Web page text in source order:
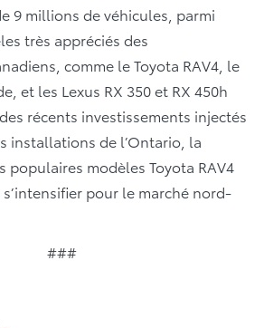
9 millions de véhicules, parmi
très appréciés des
comme le Toyota RAV4, le
et les Lexus RX 350 et RX 450h
récents investissements injectés
installations de l’Ontario, la
populaires modèles Toyota RAV4
s’intensifier pour le marché nord-
###